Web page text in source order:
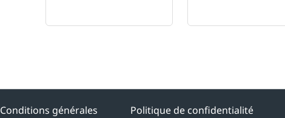
Conditions générales Politique de confidentialité